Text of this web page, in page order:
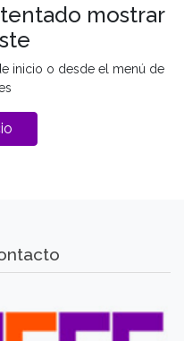
mostrar
inicio o desde el menú de